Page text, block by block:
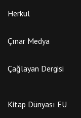
Herkul
Çınar Medya
Çağlayan Dergisi
Kitap Dünyası EU